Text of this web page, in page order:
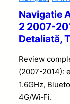
Navigatie
2 2007-
Detaliată,
Review
(2007-2014):
1.6GHz,
4G/Wi‑Fi.